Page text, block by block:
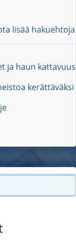
lisää hakuehtoja
ja haun kattavuus
kerättäväksi